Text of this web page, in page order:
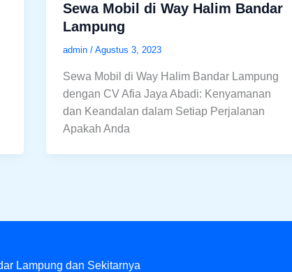
Sewa Mobil di Way Halim Bandar
Lampung
admin/Agustus 3, 2023
Sewa Mobil di Way Halim Bandar Lampung
dengan CV Afia Jaya Abadi: Kenyamanan
dan Keandalan dalam Setiap Perjalanan
Apakah Anda
Lampung dan Sekitarnya